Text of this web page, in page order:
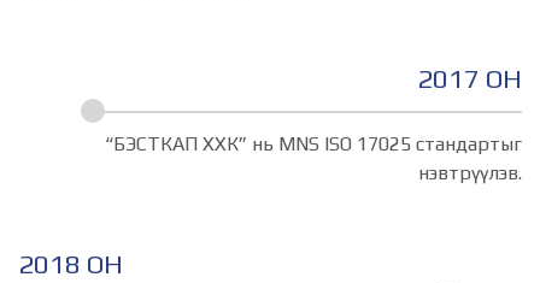
2017 ОН
“БЭСТКАП ХХК” нь MNS ISO 17025 стандартыг
нэвтрүүлэв.
2018 ОН